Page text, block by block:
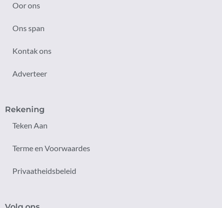
Oor ons
Ons span
Kontak ons
Adverteer
Rekening
Teken Aan
Terme en Voorwaardes
Privaatheidsbeleid